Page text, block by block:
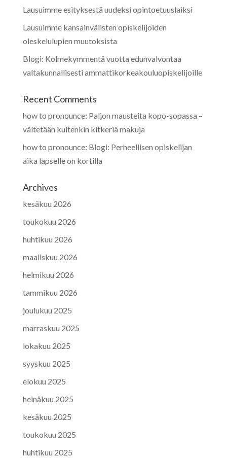
Lausuimme esityksestä uudeksi opintoetuuslaiksi
Lausuimme kansainvälisten opiskelijoiden
oleskelulupien muutoksista
Blogi: Kolmekymmentä vuotta edunvalvontaa
valtakunnallisesti ammattikorkeakouluopiskelijoille
Recent Comments
how to pronounce: Paljon mausteita kopo-sopassa –
vältetään kuitenkin kitkeriä makuja
how to pronounce: Blogi: Perheellisen opiskelijan
aika lapselle on kortilla
Archives
kesäkuu 2026
toukokuu 2026
huhtikuu 2026
maaliskuu 2026
helmikuu 2026
tammikuu 2026
joulukuu 2025
marraskuu 2025
lokakuu 2025
syyskuu 2025
elokuu 2025
heinäkuu 2025
kesäkuu 2025
toukokuu 2025
huhtikuu 2025